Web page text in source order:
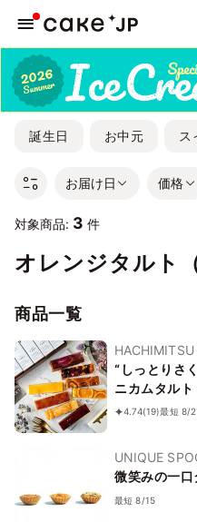
誕生日 お中元 ス
お届け日 価格
対象商品: 3 件
オレンジタルト
商品一覧
“しっとりさ
ニカムタル
4.74(19)最短 8/
UNIQUE
微笑みの一口
最短 8/15